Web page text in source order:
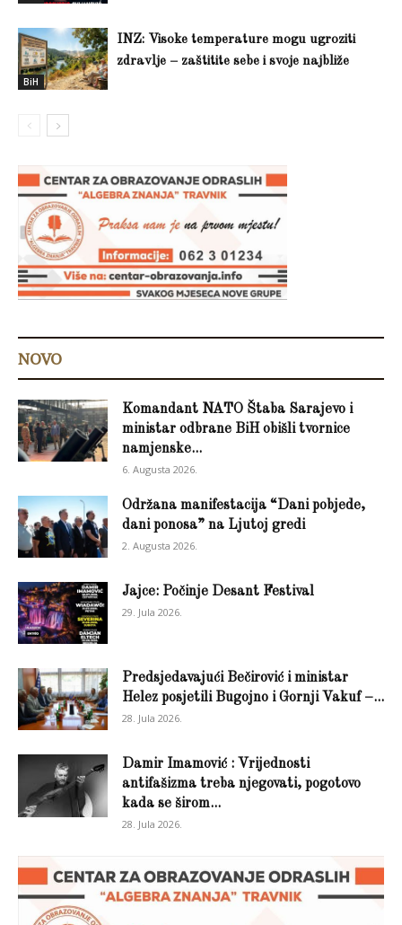
BiH
INZ: Visoke temperature mogu ugroziti
zdravlje – zaštitite sebe i svoje najbliže
NOVO
Komandant NATO Štaba Sarajevo i
ministar odbrane BiH obišli tvornice
namjenske...
6. Augusta 2026.
Održana manifestacija “Dani pobjede,
dani ponosa” na Ljutoj gredi
2. Augusta 2026.
Jajce: Počinje Desant Festival
29. Jula 2026.
Predsjedavajući Bečirović i ministar
Helez posjetili Bugojno i Gornji Vakuf –...
28. Jula 2026.
Damir Imamović : Vrijednosti
antifašizma treba njegovati, pogotovo
kada se širom...
28. Jula 2026.